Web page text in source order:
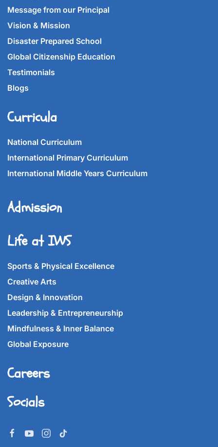
Message from our Principal
Vision & Mission
Disaster Prepared School
Global Citizenship Education
Testimonials
Blogs
Curricula
National Curriculum
International Primary Curriculum
International Middle Years Curriculum
Admission
Life at IWS
Sports & Physical Excellence
Creative Arts
Design & Innovation
Leadership & Entrepreneurship
Mindfulness & Inner Balance
Global Exposure
Careers
Socials